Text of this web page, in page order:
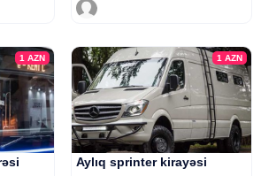
1AZN 1 AZN
Aylıq sprinter kirayəsi